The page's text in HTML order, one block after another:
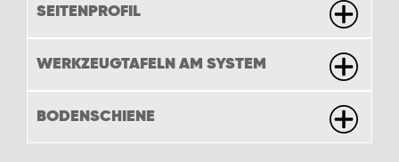
SEITENPROFIL
WERKZEUGTAFELN AM SYSTEM
BODENSCHIENE